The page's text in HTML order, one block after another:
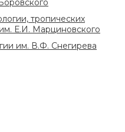
тропических
Е.И. Марциновского
им. В.Ф. Снегирева